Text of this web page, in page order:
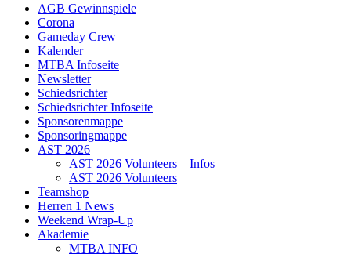
AGB Gewinnspiele
Corona
Gameday Crew
Kalender
MTBA Infoseite
Newsletter
Schiedsrichter
Schiedsrichter Infoseite
Sponsorenmappe
Sponsoringmappe
AST 2026
AST 2026 Volunteers – Infos
AST 2026 Volunteers
Teamshop
Herren 1 News
Weekend Wrap-Up
Akademie
MTBA INFO